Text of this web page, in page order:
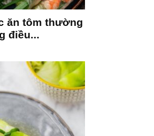
ăn tôm thường
điều...